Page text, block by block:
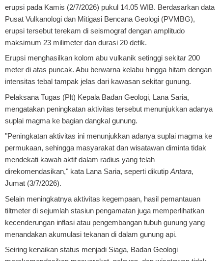
erupsi pada Kamis (2/7/2026) pukul 14.05 WIB. Berdasarkan data
Pusat Vulkanologi dan Mitigasi Bencana Geologi (PVMBG),
erupsi tersebut terekam di seismograf dengan amplitudo
maksimum 23 milimeter dan durasi 20 detik.
Erupsi menghasilkan kolom abu vulkanik setinggi sekitar 200
meter di atas puncak. Abu berwarna kelabu hingga hitam dengan
intensitas tebal tampak jelas dari kawasan sekitar gunung.
Pelaksana Tugas (Plt) Kepala Badan Geologi, Lana Saria,
mengatakan peningkatan aktivitas tersebut menunjukkan adanya
suplai magma ke bagian dangkal gunung.
"Peningkatan aktivitas ini menunjukkan adanya suplai magma ke
permukaan, sehingga masyarakat dan wisatawan diminta tidak
mendekati kawah aktif dalam radius yang telah
direkomendasikan," kata Lana Saria, seperti dikutip Antara,
Jumat (3/7/2026).
Selain meningkatnya aktivitas kegempaan, hasil pemantauan
tiltmeter di sejumlah stasiun pengamatan juga memperlihatkan
kecenderungan inflasi atau pengembangan tubuh gunung yang
menandakan akumulasi tekanan di dalam gunung api.
Seiring kenaikan status menjadi Siaga, Badan Geologi